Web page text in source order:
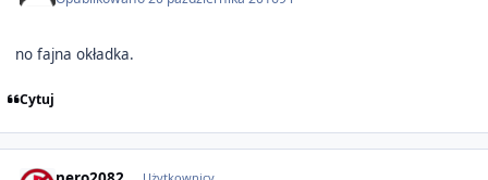
no fajna okładka.
Cytuj